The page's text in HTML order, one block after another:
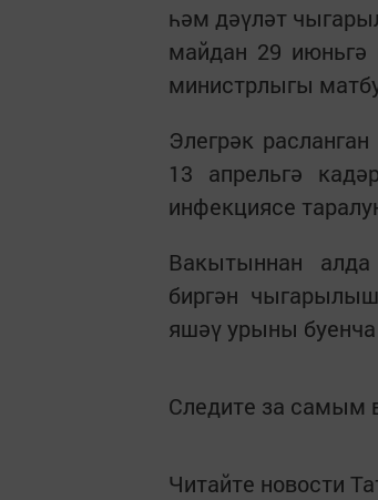
һәм дәүләт
майдан 29 июньгә
министрлыгы
Элегрәк
13 апрельгә
инфекциясе
Вакытыннан алда
биргән
яшәү урыны буенча
Следите за самым
Читайте новости